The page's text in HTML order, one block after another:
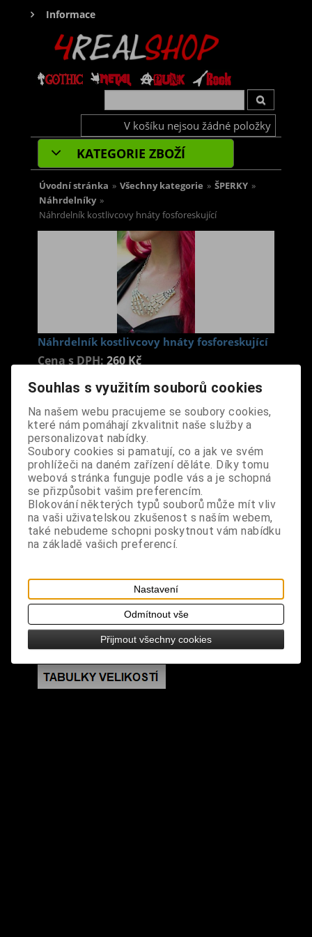
Informace
V košíku nejsou žádné položky
KATEGORIE ZBOŽÍ
Úvodní stránka » Všechny kategorie » ŠPERKY »
Náhrdelníky »
Náhrdelník kostlivcovy hnáty fosforeskující
Náhrdelník kostlivcovy hnáty fosforeskující
Cena s DPH: 260 Kč
ks
Koupit
Tabulky velikostí: zde
Výrobce:import DE
Katalogové číslo: DOMBNAHBPDA3994
Záruka (měsíců): 24
Dotaz na výrobek
Tisk
materiál: plast, kov
design: výrazný náhrdelník ve tvaru kostlivcových
rozměry: hnáta 7,5 x 4 cm
Souhlas s využitím souborů cookies
Na našem webu pracujeme se soubory cookies,
které nám pomáhají zkvalitnit naše služby a
personalizovat nabídky.
Soubory cookies si pamatují, co a jak ve svém
prohlížeči na daném zařízení děláte. Díky tomu
webová stránka funguje podle vás a je schopná
se přizpůsobit vašim preferencím.
Blokování některých typů souborů může mít vliv
na vaši uživatelskou zkušenost s naším webem,
také nebudeme schopni poskytnout vám nabídku
na základě vašich preferencí.
Nastavení
Odmítnout vše
Přijmout všechny cookies